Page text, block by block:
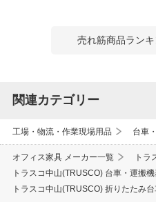
売れ筋商品ラン
関連カテゴリー
工場・物流・作業現場用品 台車
オフィス家具 メーカー一覧
トラ
トラスコ中山(TRUSCO) 台車・運搬
トラスコ中山(TRUSCO) 折りたたみ